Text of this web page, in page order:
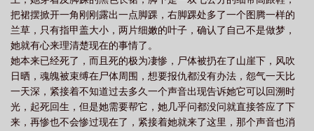
把裙摆掀开一角刚刚露出一点脚踝，右脚踝处多了一个图腾一样的
兰草，只有指甲盖大小，两片细嫩的叶子，确认了自己不是做梦，
她就有心来理清楚现在的事情了。
她本来已经死了，而且死的极为凄惨，尸体被扔在了山崖下，风吹
日晒，魂魄被束缚在尸体周围，想要报仇都没有办法，怨气一天比
一天深，紧接着不知道过去多久一个声音出现告诉她它可以回溯时
光，起死回生，但是她需要帮它，她几乎问都没问就直接答应了下
来，再惨也不会惨过现在了，紧接着她就来了这里，那个声音也消